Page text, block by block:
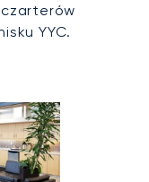
czarterów
YYC.